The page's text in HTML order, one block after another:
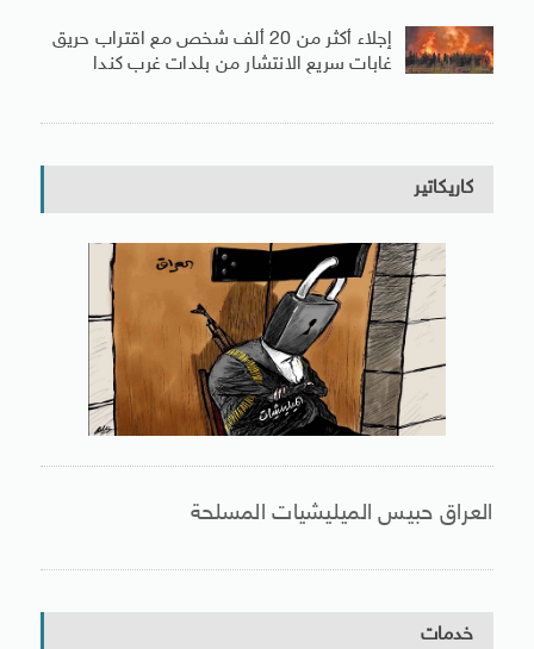
إجلاء أكثر من 20 ألف شخص مع اقتراب حريق
غابات سريع الانتشار من بلدات غرب كندا
كاريكاتير
العراق حبيس الميليشيات المسلحة
خدمات